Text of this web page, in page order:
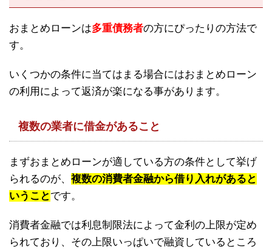
おまとめローンは多重債務者の方にぴったりの方法で
す。
いくつかの条件に当てはまる場合にはおまとめローン
の利用によって返済が楽になる事があります。
複数の業者に借金があること
まずおまとめローンが適している方の条件として挙げ
られるのが、 複数の消費者金融から借り入れがあると
いうことです。
消費者金融では利息制限法によって金利の上限が定め
られており、その上限いっぱいで融資しているところ